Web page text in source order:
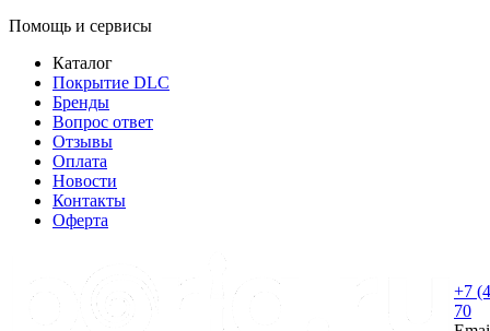
Помощь и сервисы
Каталог
Покрытие DLC
Бренды
Вопрос ответ
Отзывы
Оплата
Новости
Контакты
Оферта
+7
70